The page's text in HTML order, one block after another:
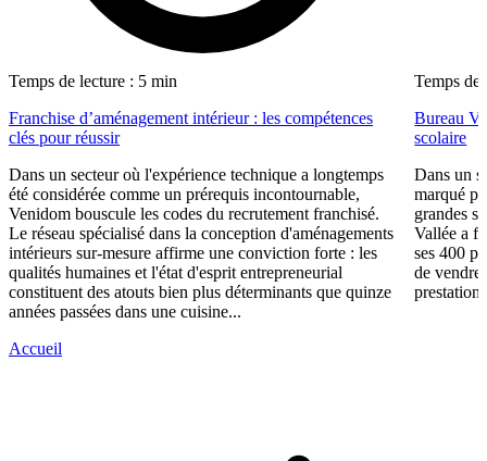
Temps de lecture : 5 min
Franchise d’aménagement intérieur : les compétences
clés pour réussir
Dans un secteur où l'expérience technique a longtemps
été considérée comme un prérequis incontournable,
Venidom bouscule les codes du recrutement franchisé.
Le réseau spécialisé dans la conception d'aménagements
intérieurs sur-mesure affirme une conviction forte : les
qualités humaines et l'état d'esprit entrepreneurial
constituent des atouts bien plus déterminants que quinze
années passées dans une cuisine...
Temps de
Bureau
scolaire
Dans un
marqué
grandes
Vallée a
ses 400
de vendre
Accueil